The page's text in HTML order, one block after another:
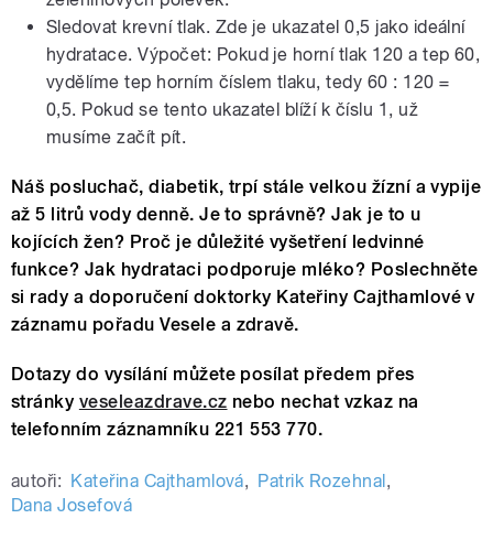
Sledovat krevní tlak. Zde je ukazatel 0,5 jako ideální
hydratace. Výpočet: Pokud je horní tlak 120 a tep 60,
vydělíme tep horním číslem tlaku, tedy 60 : 120 =
0,5. Pokud se tento ukazatel blíží k číslu 1, už
musíme začít pít.
Náš posluchač, diabetik, trpí stále velkou žízní a vypije
až 5 litrů vody denně. Je to správně? Jak je to u
kojících žen? Proč je důležité vyšetření ledvinné
funkce? Jak hydrataci podporuje mléko? Poslechněte
si rady a doporučení doktorky Kateřiny Cajthamlové v
záznamu pořadu Vesele a zdravě.
Dotazy do vysílání můžete posílat předem přes
stránky veseleazdrave.cz nebo nechat vzkaz na
telefonním záznamníku 221 553 770.
autoři: Kateřina Cajthamlová, Patrik Rozehnal,
Dana Josefová